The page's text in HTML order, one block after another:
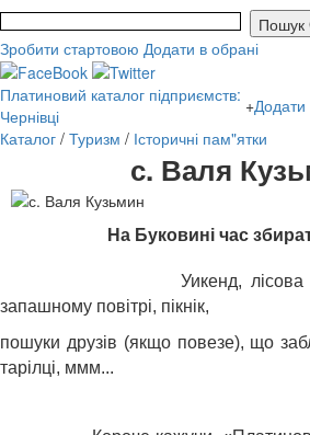
Зробити стартовою Додати в обрані
Платиновий каталог підприємств:
Чернівці
+Додати
Каталог / Туризм / Історичні пам"ятки
с. Валя
На Буковині час
Уикенд,
запашному повітрі, пікнік,
пошуки друзів (якщо повезе), що
тарілці, ммм...